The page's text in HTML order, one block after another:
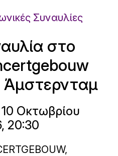
Συναυλίες
στο
Άμστερνταμ
Οκτωβρίου
20:30